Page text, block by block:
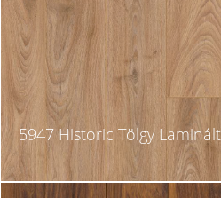
5947 Historic Tölgy